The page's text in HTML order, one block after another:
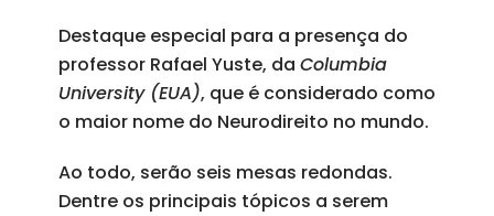
Destaque especial para a presença do
professor Rafael Yuste, da Columbia
University (EUA), que é considerado como
o maior nome do Neurodireito no mundo.
Ao todo, serão seis mesas redondas.
Dentre os principais tópicos a serem